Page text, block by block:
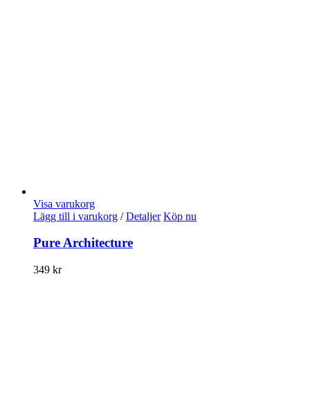
Visa varukorg
Lägg till i varukorg / Detaljer Köp nu
Pure Architecture
349 kr